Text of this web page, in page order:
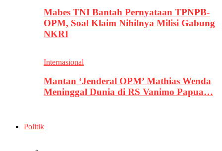
Mabes TNI Bantah Pernyataan TPNPB-
OPM, Soal Klaim Nihilnya Milisi Gabung
NKRI
Internasional
Mantan ‘Jenderal OPM’ Mathias Wenda
Meninggal Dunia di RS Vanimo Papua…
Politik